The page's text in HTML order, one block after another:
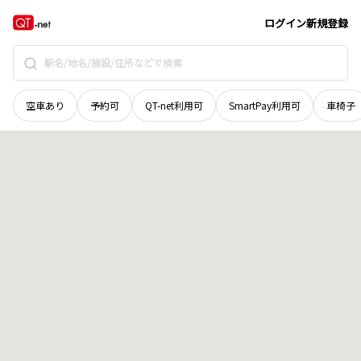
ログイン新規登録
空車あり 予約可 QT-net利用可 SmartPay利用可 車椅子
岩手県